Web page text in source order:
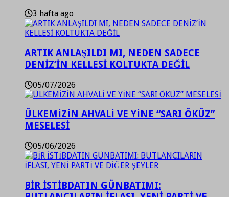
3 hafta ago
ARTIK ANLAŞILDI MI, NEDEN SADECE
DENİZ’İN KELLESİ KOLTUKTA DEĞİL
05/07/2026
ÜLKEMİZİN AHVALİ VE YİNE “SARI ÖKÜZ”
MESELESİ
05/06/2026
BİR İSTİBDATIN GÜNBATIMI: